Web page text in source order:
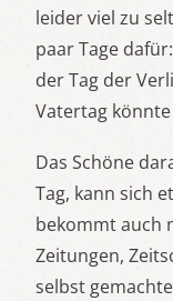
leider viel zu
paar Tage
der Tag der
Vatertag
Das Schöne
Tag, kann sich
bekommt auch
Zeitungen,
selbst